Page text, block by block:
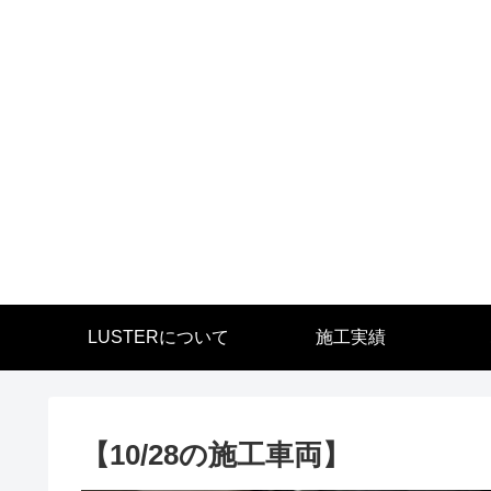
LUSTERについて 施工実績
【10/28の施工車両】